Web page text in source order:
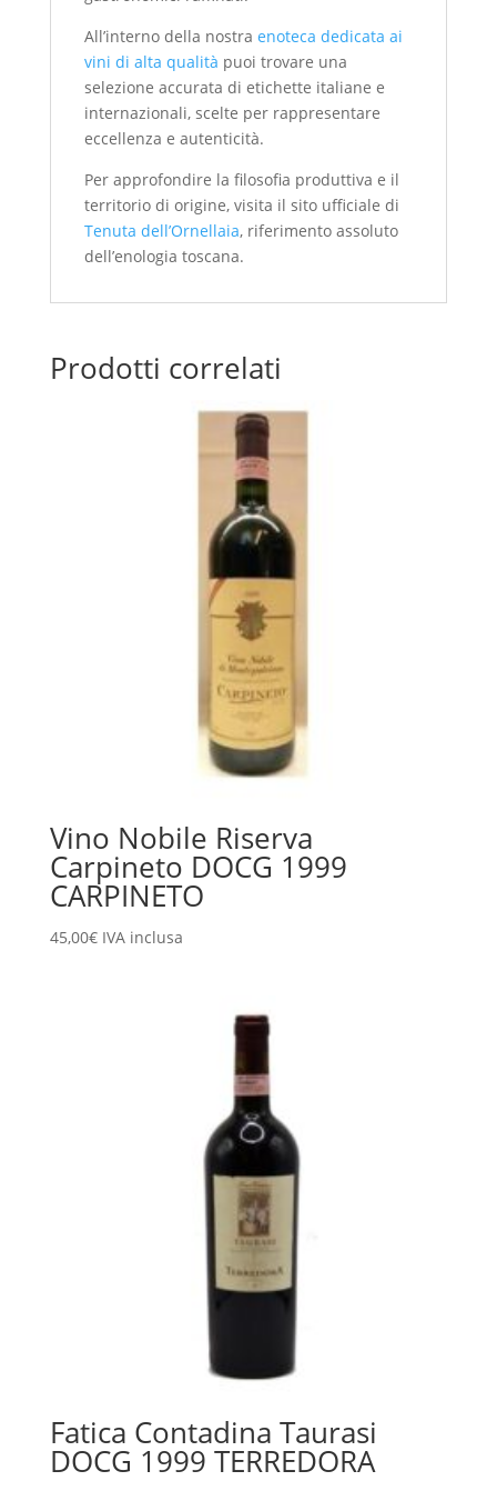
All’interno della nostra enoteca dedicata ai
vini di alta qualità puoi trovare una
selezione accurata di etichette italiane e
internazionali, scelte per rappresentare
eccellenza e autenticità.
Per approfondire la filosofia produttiva e il
territorio di origine, visita il sito ufficiale di
Tenuta dell’Ornellaia, riferimento assoluto
dell’enologia toscana.
Prodotti correlati
Vino Nobile Riserva
Carpineto DOCG 1999
CARPINETO
45,00€ IVA inclusa
Fatica Contadina Taurasi
DOCG 1999 TERREDORA